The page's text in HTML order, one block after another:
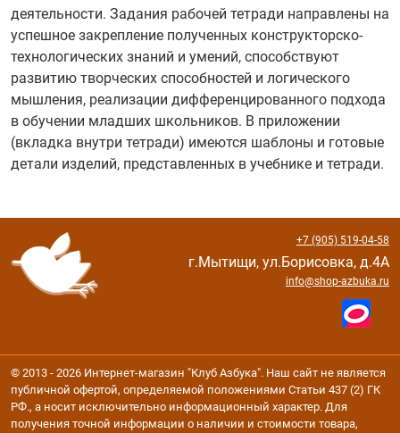
деятельности. Задания рабочей тетради направлены на
успешное закрепление полученных конструкторско-
технологических знаний и умений, способствуют
развитию творческих способностей и логического
мышления, реализации дифференцированного подхода
в обучении младших школьников. В приложении
(вкладка внутри тетради) имеются шаблоны и готовые
детали изделий, представленных в учебнике и тетради.
+7 (905) 519-04-58
г.Мытищи, ул.Борисовка, д.4А
info@shop-azbuka.ru
© 2013 - 2026 Интернет-магазин "Клуб Азбука". Наш сайт не является
публичной офертой, определяемой положениями Статьи 437 (2) ГК
РФ., а носит исключительно информационный характер. Для
получения точной информации о наличии и стоимости товара,